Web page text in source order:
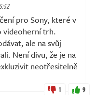
pro Sony, které v
videoherní trh.
ale na svůj
Není divu, že je na
neotřesitelně
1 9